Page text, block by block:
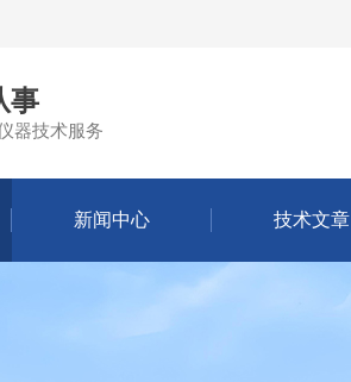
事
器技术服务
新闻中心 技术文章